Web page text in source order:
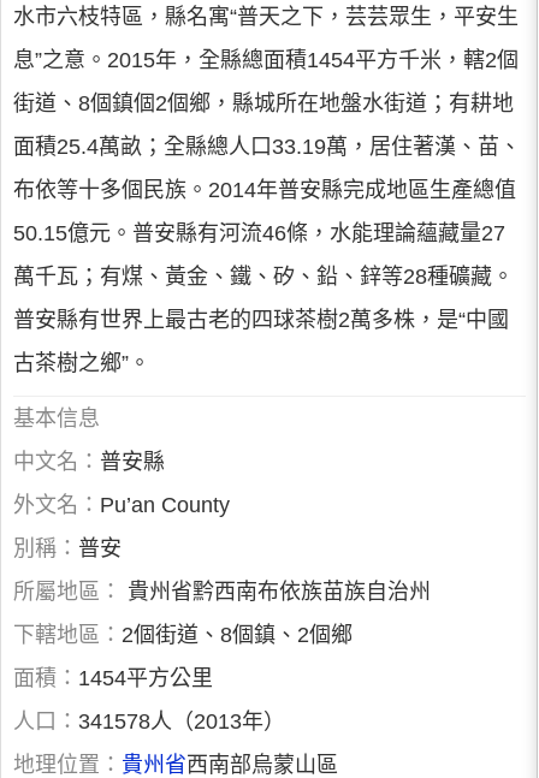
水市六枝特區，縣名寓“普天之下，芸芸眾生，平安生
息”之意。2015年，全縣總面積1454平方千米，轄2個
街道、8個鎮個2個鄉，縣城所在地盤水街道；有耕地
面積25.4萬畝；全縣總人口33.19萬，居住著漢、苗、
布依等十多個民族。2014年普安縣完成地區生產總值
50.15億元。普安縣有河流46條，水能理論蘊藏量27
萬千瓦；有煤、黃金、鐵、矽、鉛、鋅等28種礦藏。
普安縣有世界上最古老的四球茶樹2萬多株，是“中國
古茶樹之鄉”。
基本信息
中文名： 普安縣
外文名： Pu’an County
別稱： 普安
所屬地區：
貴州省黔西南布依族苗族自治州
下轄地區： 2個街道、8個鎮、2個鄉
面積： 1454平方公里
人口： 341578人（2013年）
地理位置： 貴州省西南部烏蒙山區